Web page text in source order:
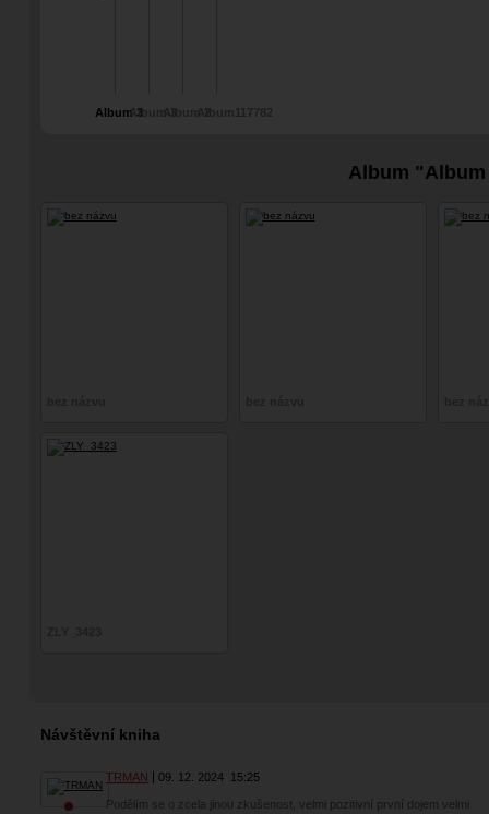
Album 3Album 3
Album
Návštěvní kniha
TRMAN 09. 12. 2024 15:25
Podělím se o zcela jinou zkušenost, velmi pozitivní první dojem velmi